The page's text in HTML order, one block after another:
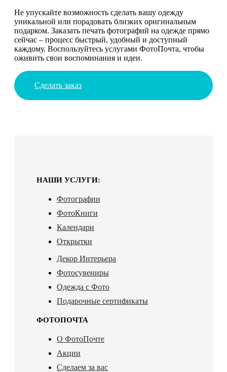
Не упускайте возможность сделать вашу одежду
уникальной или порадовать близких оригинальным
подарком. Заказать печать фотографий на одежде прямо
сейчас – процесс быстрый, удобный и доступный
каждому. Воспользуйтесь услугами ФотоПочта, чтобы
оживить свои воспоминания и идеи.
Сделать заказ
НАШИ УСЛУГИ:
Фотографии
ФотоКниги
Календари
Открытки
Декор Интерьера
Фотосувениры
Одежда с Фото
Подарочные сертификаты
ФОТОПОЧТА
О ФотоПочте
Акции
Сделаем за вас